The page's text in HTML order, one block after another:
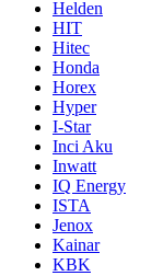
Helden
HIT
Hitec
Honda
Horex
Hyper
I-Star
Inci Aku
Inwatt
IQ Energy
ISTA
Jenox
Kainar
KBK